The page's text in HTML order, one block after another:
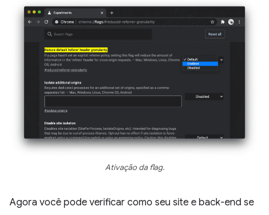
Ativação da flag.
Agora você pode verificar como seu site e back-end se